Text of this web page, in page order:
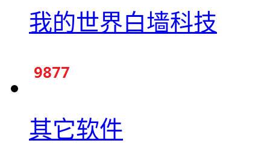
我的世界白墙科技
其它软件